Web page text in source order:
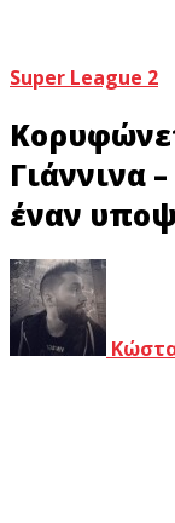
Super League 2
Γιάννινα
έναν